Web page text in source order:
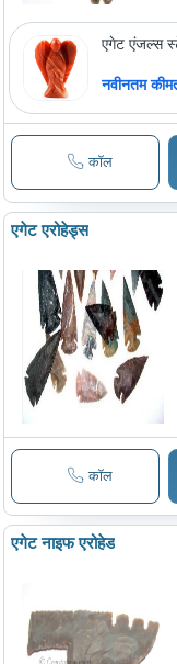
एगेट एंजल्स
नवीनतम
कॉल
एगेट एरोहेड्स
कॉल
एगेट नाइफ एरोहेड